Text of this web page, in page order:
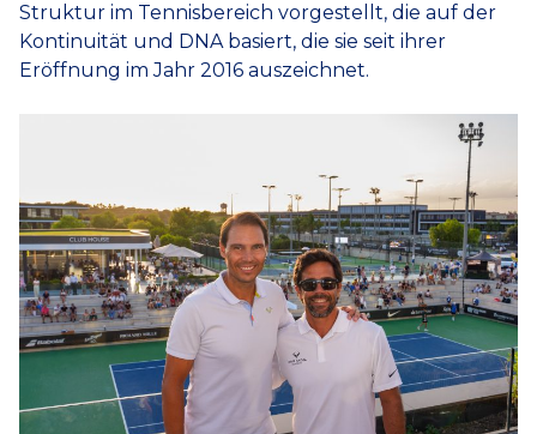
Struktur im Tennisbereich vorgestellt, die auf der
Kontinuität und DNA basiert, die sie seit ihrer
Eröffnung im Jahr 2016 auszeichnet.